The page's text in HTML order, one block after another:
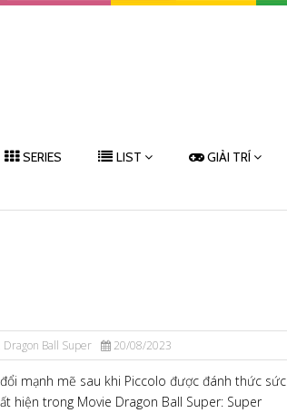
SERIES LIST GIẢI TRÍ
Dragon Ball Super 20/08/2023
mạnh mẽ sau khi Piccolo được đánh thức sức
hiện trong Movie Dragon Ball Super: Super